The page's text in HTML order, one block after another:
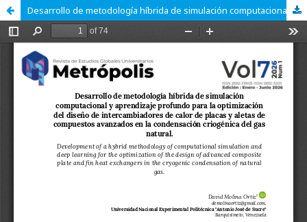
Desarrollo de metodología híbrida de simulación computacional y aprendizaje profundo para la optimización del diseño de intercambiadores de calor de placas y aletas de compuestos avanzados en la condensación criogénica del gas natural.